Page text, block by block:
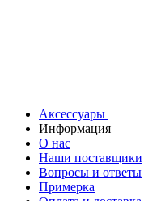
Аксессуары
Информация
О нас
Наши поставщики
Вопросы и ответы
Примерка